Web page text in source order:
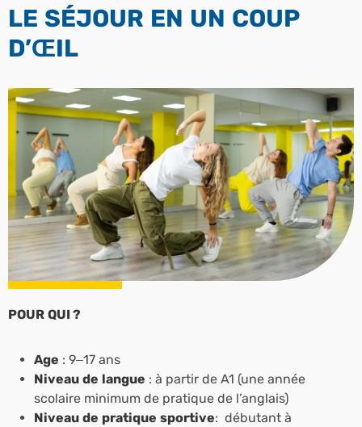
LE SÉJOUR EN UN COUP
D’ŒIL
POUR QUI ?
Age : 9–17 ans
Niveau de langue : à partir de A1 (une année
scolaire minimum de pratique de l’anglais)
Niveau de pratique sportive: débutant à